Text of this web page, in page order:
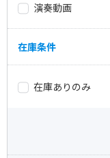
演奏動画
在庫条件
在庫ありのみ